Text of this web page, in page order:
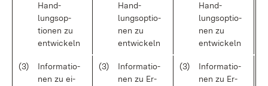
Hand­
lungs­op­
tio­nen zu
ent­wi­ckeln
Hand­
lungs­op­tio­
nen zu
ent­wi­ckeln
Hand­
lungs­op­tio­
nen zu
ent­wi­ckeln
(3)
In­for­ma­tio­
nen zu ei­
(3)
In­for­ma­tio­
nen zu Er­
(3)
In­for­ma­tio­
nen zu Er­